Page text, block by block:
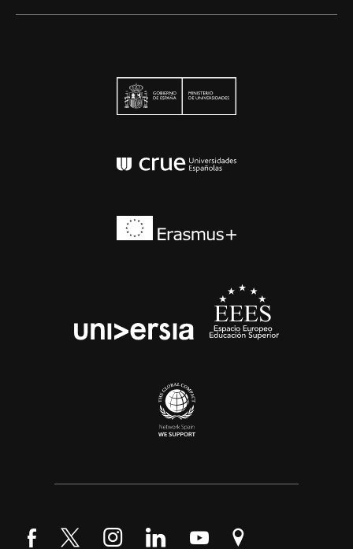
Síguenos en Facebook
Síguenos en Twitter
Síguenos en Instagram
Síguenos en LinkedIn
Síguenos en YouTube
Encuéntranos en